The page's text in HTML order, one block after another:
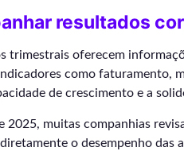
resultados
trimestrais oferecem
como faturamento,
de crescimento e a
2025, muitas companhias
o desempenho das